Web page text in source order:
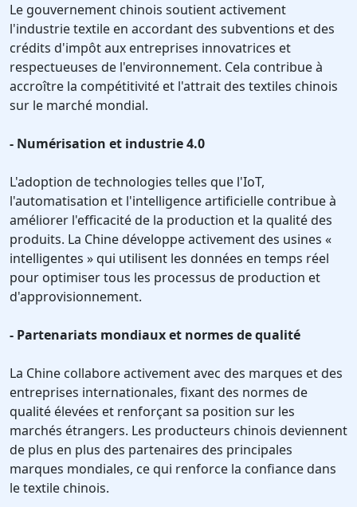
Le gouvernement chinois soutient activement
l'industrie textile en accordant des subventions et des
crédits d'impôt aux entreprises innovatrices et
respectueuses de l'environnement. Cela contribue à
accroître la compétitivité et l'attrait des textiles chinois
sur le marché mondial.
- Numérisation et industrie 4.0
L'adoption de technologies telles que l'IoT,
l'automatisation et l'intelligence artificielle contribue à
améliorer l'efficacité de la production et la qualité des
produits. La Chine développe activement des usines «
intelligentes » qui utilisent les données en temps réel
pour optimiser tous les processus de production et
d'approvisionnement.
- Partenariats mondiaux et normes de qualité
La Chine collabore activement avec des marques et des
entreprises internationales, fixant des normes de
qualité élevées et renforçant sa position sur les
marchés étrangers. Les producteurs chinois deviennent
de plus en plus des partenaires des principales
marques mondiales, ce qui renforce la confiance dans
le textile chinois.